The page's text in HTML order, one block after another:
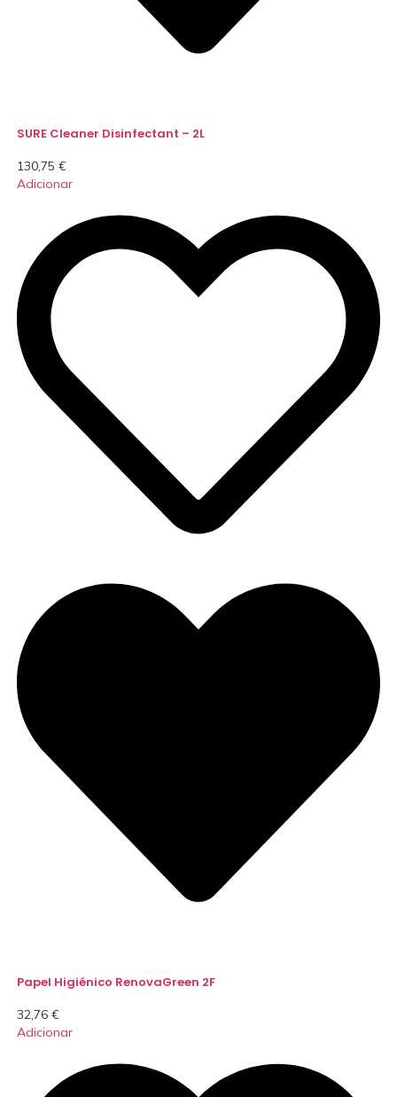
SURE Cleaner Disinfectant – 2L
130,75 €
Adicionar
Papel Higiénico RenovaGreen 2F
32,76 €
Adicionar